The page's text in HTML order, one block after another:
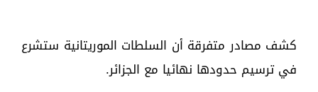
كشف مصادر متفرقة أن السلطات الموريتانية ستشرع
في ترسيم حدودها نهائيا مع الجزائر.